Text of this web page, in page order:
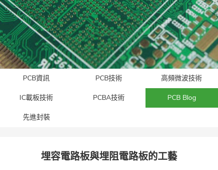
PCB資訊 PCB技術 高頻微波技術
IC載板技術 PCBA技術 PCB Blog
先進封裝​
埋容電路板與埋阻電路板的工藝